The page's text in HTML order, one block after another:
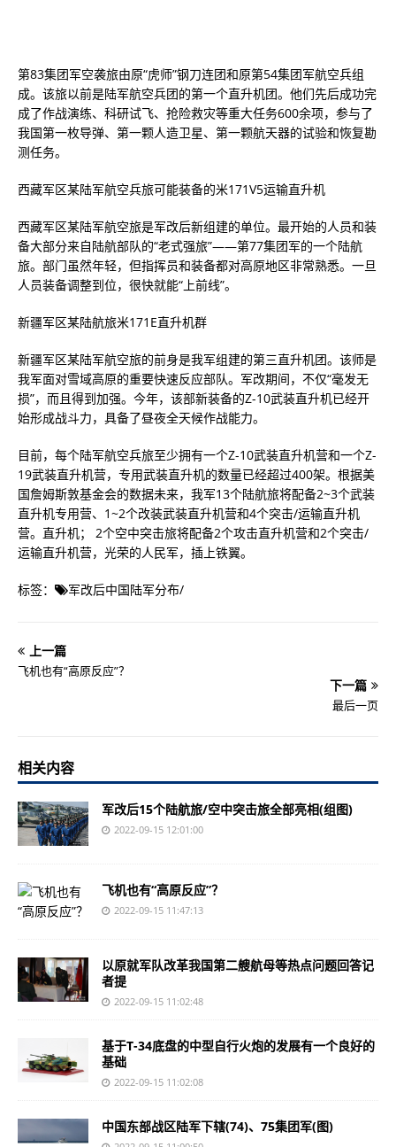
第83集团军空袭旅由原“虎师”钢刀连团和原第54集团军航空兵组
成。该旅以前是陆军航空兵团的第一个直升机团。他们先后成功完
成了作战演练、科研试飞、抢险救灾等重大任务600余项，参与了
我国第一枚导弹、第一颗人造卫星、第一颗航天器的试验和恢复勘
测任务。
西藏军区某陆军航空兵旅可能装备的米171V5运输直升机
西藏军区某陆军航空旅是军改后新组建的单位。最开始的人员和装
备大部分来自陆航部队的“老式强旅”——第77集团军的一个陆航
旅。部门虽然年轻，但指挥员和装备都对高原地区非常熟悉。一旦
人员装备调整到位，很快就能“上前线”。
新疆军区某陆航旅米171E直升机群
新疆军区某陆军航空旅的前身是我军组建的第三直升机团。该师是
我军面对雪域高原的重要快速反应部队。军改期间，不仅“毫发无
损”，而且得到加强。今年，该部新装备的Z-10武装直升机已经开
始形成战斗力，具备了昼夜全天候作战能力。
目前，每个陆军航空兵旅至少拥有一个Z-10武装直升机营和一个Z-
19武装直升机营，专用武装直升机的数量已经超过400架。根据美
国詹姆斯敦基金会的数据未来，我军13个陆航旅将配备2~3个武装
直升机专用营、1~2个改装武装直升机营和4个突击/运输直升机
营。直升机； 2个空中突击旅将配备2个攻击直升机营和2个突击/
运输直升机营，光荣的人民军，插上铁翼。
标签： 军改后中国陆军分布/
上一篇
飞机也有“高原反应”？
下一篇
最后一页
相关内容
军改后15个陆航旅/空中突击旅全部亮相(组图)
2022-09-15 12:01:00
飞机也有“高原反应”？
2022-09-15 11:47:13
以原就军队改革我国第二艘航母等热点问题回答记
者提
2022-09-15 11:02:48
基于T-34底盘的中型自行火炮的发展有一个良好的
基础
2022-09-15 11:02:08
中国东部战区陆军下辖(74)、75集团军(图)